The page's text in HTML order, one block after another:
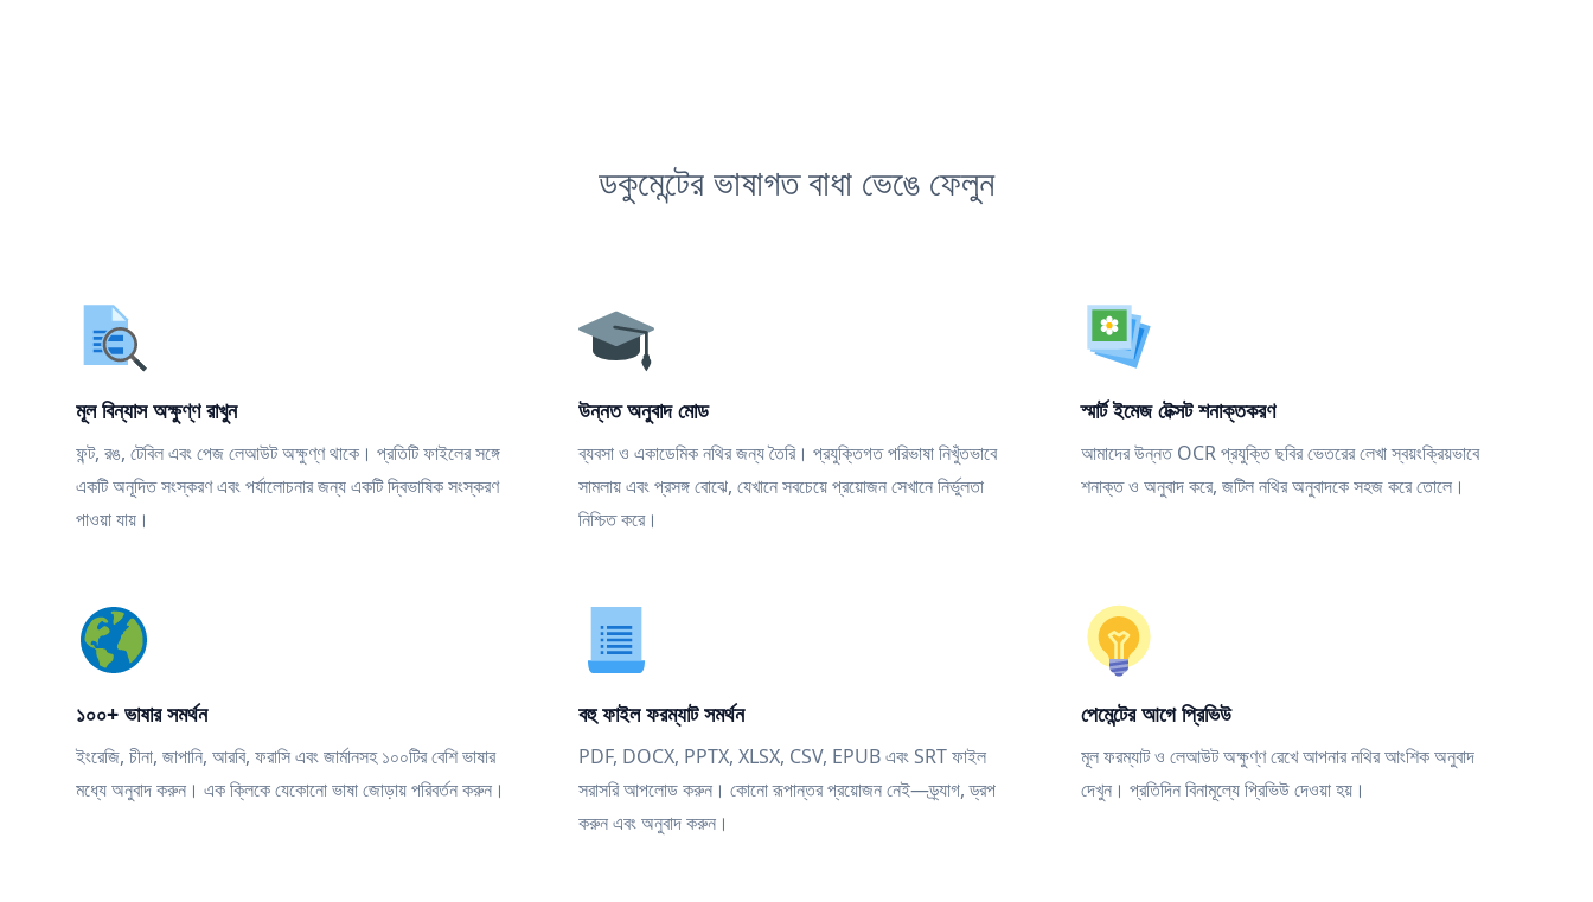
ডকুমেন্টের ভাষাগত বাধা ভেঙে ফেলুন
মূল বিন্যাস অক্ষুণ্ণ রাখুন
ফন্ট, রঙ, টেবিল এবং পেজ লেআউট অক্ষুণ্ণ থাকে। প্রতিটি ফাইলের সঙ্গে
একটি অনূদিত সংস্করণ এবং পর্যালোচনার জন্য একটি দ্বিভাষিক সংস্করণ
পাওয়া যায়।
উন্নত অনুবাদ মোড
ব্যবসা ও একাডেমিক নথির জন্য তৈরি। প্রযুক্তিগত পরিভাষা নিখুঁতভাবে
সামলায় এবং প্রসঙ্গ বোঝে, যেখানে সবচেয়ে প্রয়োজন সেখানে নির্ভুলতা
নিশ্চিত করে।
স্মার্ট ইমেজ টেক্সট শনাক্তকরণ
আমাদের উন্নত OCR প্রযুক্তি ছবির ভেতরের লেখা স্বয়ংক্রিয়ভাবে
শনাক্ত ও অনুবাদ করে, জটিল নথির অনুবাদকে সহজ করে তোলে।
১০০+ ভাষার সমর্থন
ইংরেজি, চীনা, জাপানি, আরবি, ফরাসি এবং জার্মানসহ ১০০টির বেশি ভাষার
মধ্যে অনুবাদ করুন। এক ক্লিকে যেকোনো ভাষা জোড়ায় পরিবর্তন করুন।
বহু ফাইল ফরম্যাট সমর্থন
PDF, DOCX, PPTX, XLSX, CSV, EPUB এবং SRT ফাইল
সরাসরি আপলোড করুন। কোনো রূপান্তর প্রয়োজন নেই—ড্র্যাগ, ড্রপ
করুন এবং অনুবাদ করুন।
পেমেন্টের আগে প্রিভিউ
মূল ফরম্যাট ও লেআউট অক্ষুণ্ণ রেখে আপনার নথির আংশিক অনুবাদ
দেখুন। প্রতিদিন বিনামূল্যে প্রিভিউ দেওয়া হয়।